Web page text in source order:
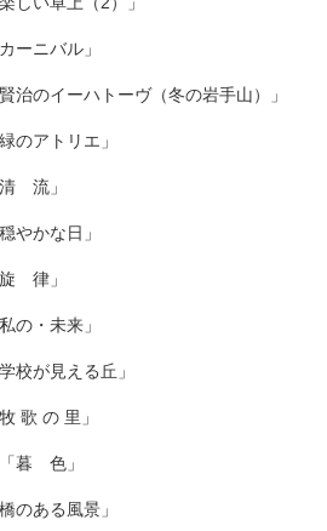
ニバル」
のイーハトーヴ（冬の岩手山）」
アトリエ」
流」
かな日」
律」
・未来」
が見える丘」
歌 の 里」
暮 色」
ある風景」